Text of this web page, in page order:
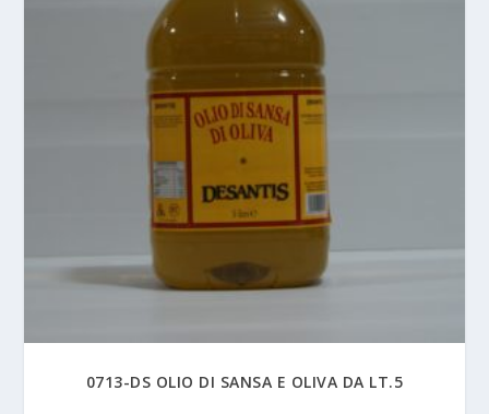
0713-DS OLIO DI SANSA E OLIVA DA LT.5